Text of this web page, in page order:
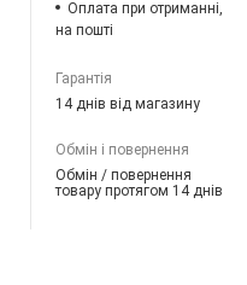
Оплата при отриманні,
на пошті
Гарантія
14 днів від магазину
Обмін і повернення
Обмін / повернення
товару протягом 14 днів